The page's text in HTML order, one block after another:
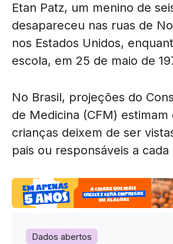
Etan Patz, um menino de
desapareceu nas ruas de
nos Estados Unidos,
escola, em 25 de maio de
No Brasil, projeções do
de Medicina (CFM) estimam
crianças deixem de ser
pais ou responsáveis a cada
Dados abertos